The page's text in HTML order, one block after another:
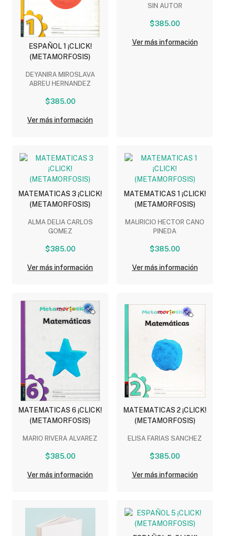
ESPAÑOL 1 ¡CLICK!
(METAMORFOSIS)
DEYANIRA MIROSLAVA
ABREU HERNANDEZ
$385.00
Ver más información
SIN AUTOR
$385.00
Ver más información
MATEMATICAS 3 ¡CLICK!
(METAMORFOSIS)
ALMA DELIA CARLOS
GOMEZ
$385.00
Ver más información
MATEMATICAS 1 ¡CLICK!
(METAMORFOSIS)
MAURICIO HECTOR CANO
PINEDA
$385.00
Ver más información
MATEMATICAS 6 ¡CLICK!
(METAMORFOSIS)
MARIO RIVERA ALVAREZ
$385.00
Ver más información
MATEMATICAS 2 ¡CLICK!
(METAMORFOSIS)
ELISA FARIAS SANCHEZ
$385.00
Ver más información